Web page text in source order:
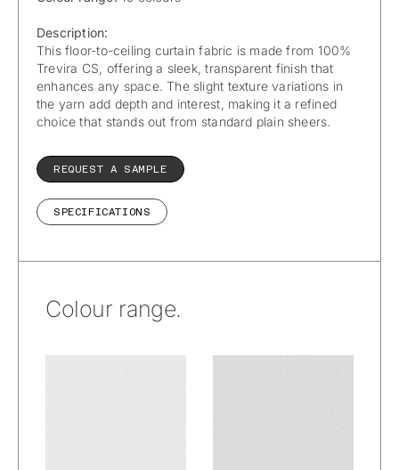
Description:
This floor-to-ceiling curtain fabric is made from 100%
Trevira CS, offering a sleek, transparent finish that
enhances any space. The slight texture variations in
the yarn add depth and interest, making it a refined
choice that stands out from standard plain sheers.
REQUEST A SAMPLE
SPECIFICATIONS
Colour range.